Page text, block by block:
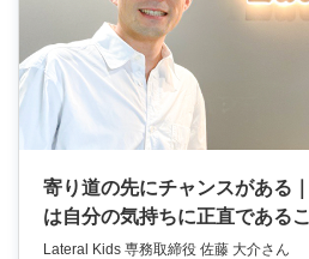
寄り道の先にチャンスがある
は自分の気持ちに正直である
Lateral Kids 専務取締役 佐藤 大介さん